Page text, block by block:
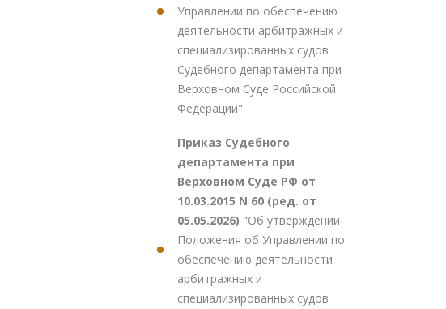
Управлении по обеспечению
деятельности арбитражных и
специализированных судов
Судебного департамента при
Верховном Суде Российской
Федерации"
Приказ Судебного
департамента при
Верховном Суде РФ от
10.03.2015 N 60 (ред. от
05.05.2026) "Об утверждении
Положения об Управлении по
обеспечению деятельности
арбитражных и
специализированных судов